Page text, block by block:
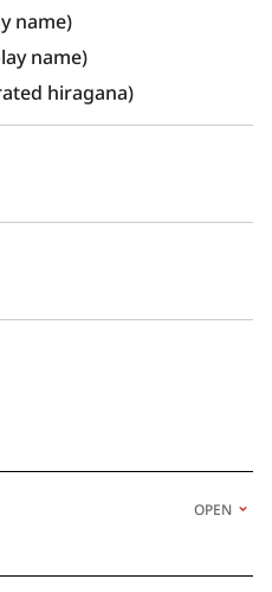
name)
name)
hiragana)
OPEN